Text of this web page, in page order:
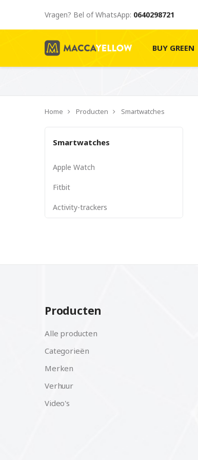
Vragen? Bel of WhatsApp: 0640298721
BUY GREEN
Home Producten Smartwatches
Smartwatches
Apple Watch
Fitbit
Activity-trackers
Producten
Alle producten
Categorieën
Merken
Verhuur
Video's